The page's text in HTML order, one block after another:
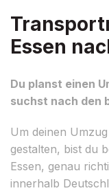
Essen
Du planst einen
suchst nach den
Um deinen
gestalten, bist du
Essen, genau
innerhalb